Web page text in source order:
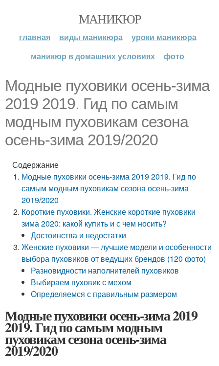
МАНИКЮР
главная виды маникюра
уроки маникюра
маникюр в домашних условиях
фото
Модные пуховики осень-зима
2019 2019. Гид по самым
модным пуховикам сезона
осень-зима 2019/2020
Содержание
Модные пуховики осень-зима 2019 2019. Гид по
самым модным пуховикам сезона осень-зима
2019/2020
Короткие пуховики. Женские короткие пуховики
зима 2020: какой купить и с чем носить?
Достоинства и недостатки
Женские пуховики — лучшие модели и особенности
выбора пуховиков от ведущих брендов (120 фото)
Разновидности наполнителей пуховиков
Выбираем пуховик с мехом
Определяемся с правильным размером
Модные пуховики осень-зима 2019
2019. Гид по самым модным
пуховикам сезона осень-зима
2019/2020